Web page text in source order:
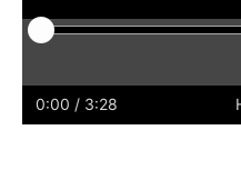
Oynat
Sar
0:00 / 3:28